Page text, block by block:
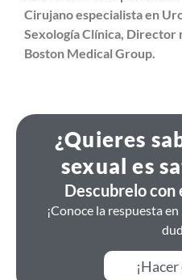
Cirujano especialista en
Sexología Clínica, Director
Boston Medical Group.
¿Quieres
sexual es
Descubrelo con
¡Conoce la respuesta